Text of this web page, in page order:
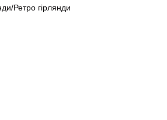
Ретро гірлянди